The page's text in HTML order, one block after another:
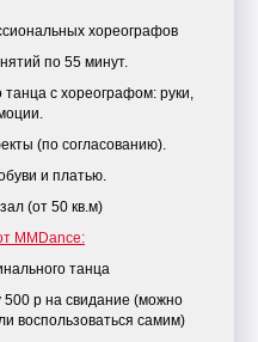
хореографов
по 55 минут.
танца с хореографом: руки,
(по согласованию).
и платью.
(от 50 кв.м)
MMDance:
танца
р на свидание (можно
воспользоваться самим)